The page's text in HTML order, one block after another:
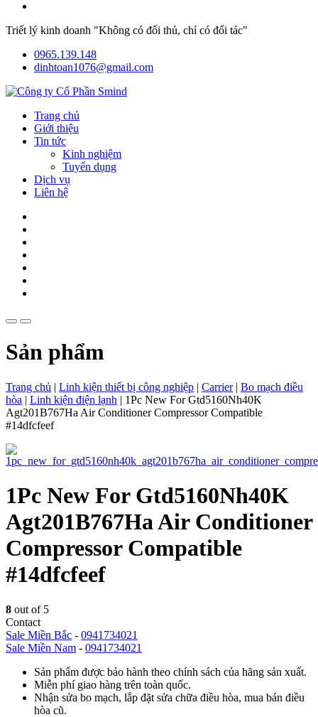
Triết lý kinh doanh "Không có đối thủ, chỉ có đối tác"
0965.139.148
dinhtoan1076@gmail.com
Trang chủ
Giới thiệu
Tin tức
Kinh nghiệm
Tuyển dụng
Dịch vụ
Liên hệ
Sản phẩm
Trang chủ | Linh kiện thiết bị công nghiệp | Carrier| Bo mạch điều
hòa | Linh kiện điện lạnh | 1Pc New For Gtd5160Nh40K
Agt201B767Ha Air Conditioner Compressor Compatible
#14dfcfeef
1Pc New For Gtd5160Nh40K
Agt201B767Ha Air Conditioner
Compressor Compatible
#14dfcfeef
8 out of 5
Contact
Sale Miền Bắc - 0941734021
Sale Miền Nam - 0941734021
Sản phẩm được bảo hành theo chính sách của hãng sản xuất.
Miễn phí giao hàng trên toàn quốc.
Nhận sửa bo mạch, lắp đặt sửa chữa điều hòa, mua bán điều
hòa cũ.